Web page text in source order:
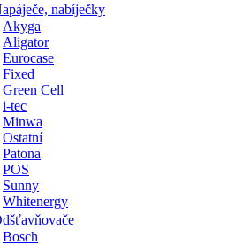
nabíječky
Akyga
Aligator
Eurocase
Fixed
Green Cell
i-tec
Minwa
Ostatní
Patona
POS
Sunny
Whitenergy
Bosch